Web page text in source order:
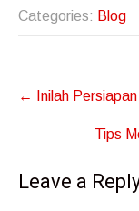
Categories: Blog
Post
← Inilah
Tips
Leave a